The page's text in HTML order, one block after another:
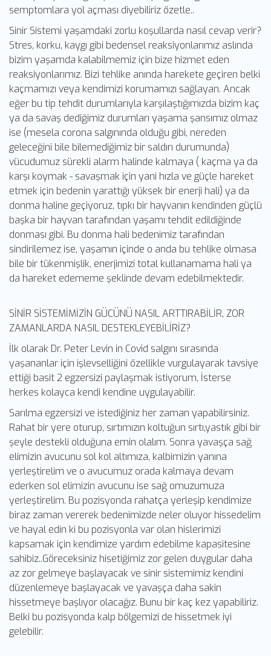
semptomlara yol açması diyebiliriz özetle..
Sinir Sistemi yaşamdaki zorlu koşullarda nasıl cevap verir?
Stres, korku, kaygı gibi bedensel reaksiyonlarımız aslında
bizim yaşamda kalabilmemiz için bize hizmet eden
reaksiyonlarımız. Bizi tehlike anında harekete geçiren belki
kaçmamızı veya kendimizi korumamızı sağlayan. Ancak
eğer bu tip tehdit durumlarıyla karşılaştığımızda bizim kaç
ya da savaş dediğimiz durumları yaşama şansımız olmaz
ise (mesela corona salgınında olduğu gibi, nereden
geleceğini bile bilemediğimiz bir saldırı durumunda)
vücudumuz sürekli alarm halinde kalmaya ( kaçma ya da
karşı koymak - savaşmak için yani hızla ve güçle hareket
etmek için bedenin yarattığı yüksek bir enerji hali) ya da
donma haline geçiyoruz, tıpkı bir hayvanın kendinden güçlü
başka bir hayvan tarafından yaşamı tehdit edildiğinde
donması gibi. Bu donma hali bedenimiz tarafından
sindirilemez ise, yaşamın içinde o anda bu tehlike olmasa
bile bir tükenmişlik, enerjimizi total kullanamama hali ya
da hareket edememe şeklinde devam edebilmektedir.
SİNİR SİSTEMİMİZİN GÜCÜNÜ NASIL ARTTIRABİLİR, ZOR
ZAMANLARDA NASIL DESTEKLEYEBİLİRİZ?
İlk olarak Dr. Peter Levin in Covid salgını sırasında
yaşananlar için işlevselliğini özellikle vurgulayarak tavsiye
ettiği basit 2 egzersizi paylaşmak istiyorum, İsterse
herkes kolayca kendi kendine uygulayabilir.
Sarılma egzersizi ve istediğiniz her zaman yapabilirsiniz.
Rahat bir yere oturup, sırtımızın koltuğun sırtı,yastık gibi bir
şeyle destekli olduğuna emin olalım. Sonra yavaşça sağ
elimizin avucunu sol kol altımıza, kalbimizin yanına
yerleştirelim ve o avucumuz orada kalmaya devam
ederken sol elimizin avucunu ise sağ omuzumuza
yerleştirelim. Bu pozisyonda rahatça yerleşip kendimize
biraz zaman vererek bedenimizde neler oluyor hissedelim
ve hayal edin ki bu pozisyonla var olan hislerimizi
kapsamak için kendimize yardım edebilme kapasitesine
sahibiz..Göreceksiniz hisetiğimiz zor gelen duygular daha
az zor gelmeye başlayacak ve sinir sistemimiz kendini
düzenlemeye başlayacak ve yavaşça daha sakin
hissetmeye başlıyor olacağız. Bunu bir kaç kez yapabiliriz.
Belki bu pozisyonda kalp bölgemizi de hissetmek iyi
gelebilir.